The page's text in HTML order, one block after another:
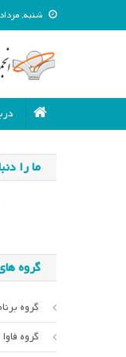
شنبه, مرداد ۱۷, ۱۴۰۵
ما را
گروه
گروه
گروه